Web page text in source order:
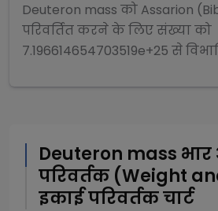
Deuteron mass को Assarion
परिवर्तित करने के लिए संख्या को
7.196614654703519e+25 से
Deuteron mass भार
परिवर्तक (Weight
इकाई परिवर्तक चार्ट